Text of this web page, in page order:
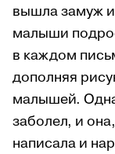
вышла замуж
малыши
в каждом
дополняя
малышей.
заболел, и
написала и